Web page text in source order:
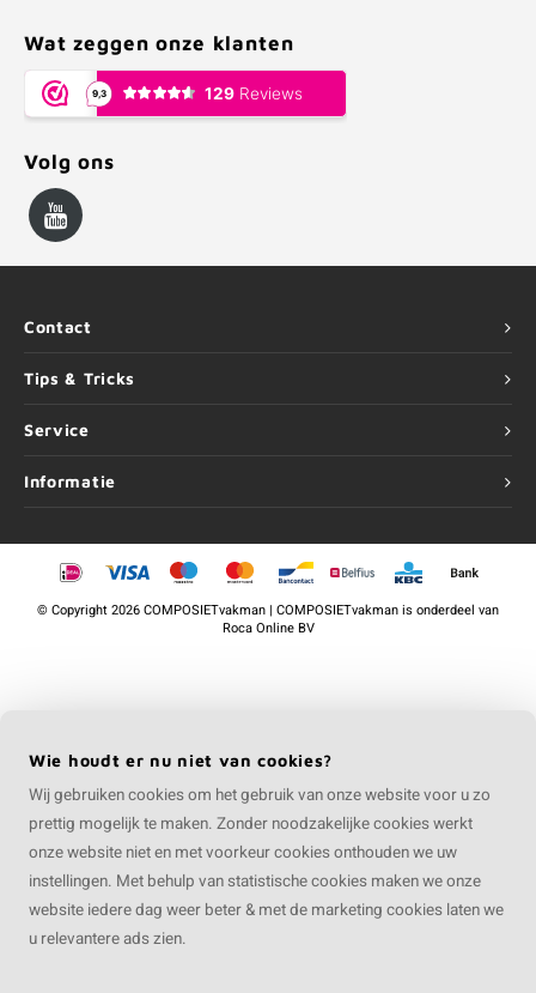
Wat zeggen onze klanten
Volg ons
Contact
Tips & Tricks
Service
Informatie
©Copyright2026 COMPOSIETvakman | COMPOSIETvakman is onderdeel van
Roca Online BV
Wie houdt er nu niet van cookies?
Wij gebruiken cookies om het gebruik van onze website voor u zo
prettig mogelijk te maken. Zonder noodzakelijke cookies werkt
onze website niet en met voorkeur cookies onthouden we uw
instellingen. Met behulp van statistische cookies maken we onze
website iedere dag weer beter & met de marketing cookies laten we
u relevantere ads zien.